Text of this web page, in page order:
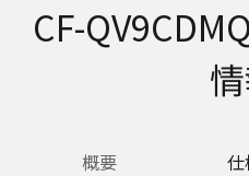
CF-
概要